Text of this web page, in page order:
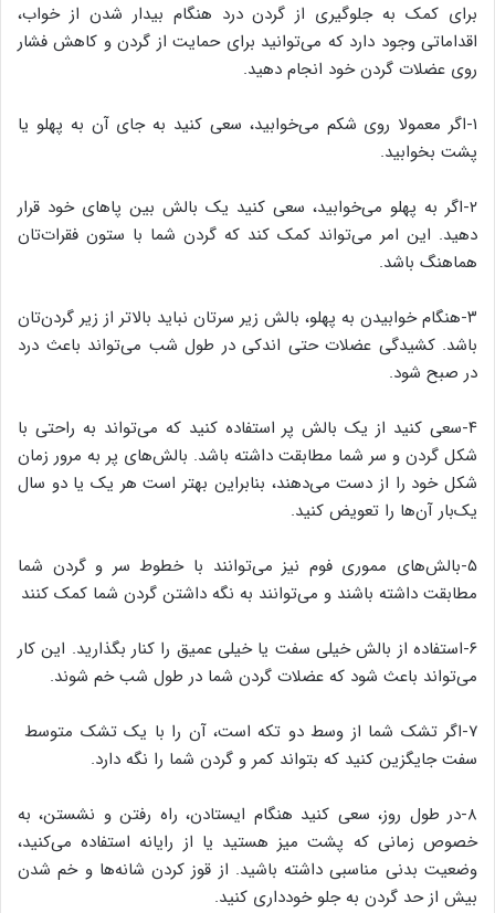
برای کمک به جلوگیری از گردن درد هنگام بیدار شدن از خواب،
اقداماتی وجود دارد که می‌توانید برای حمایت از گردن و کاهش فشار
روی عضلات گردن خود انجام دهید.
۱-اگر معمولا روی شکم می‌خوابید، سعی کنید به جای آن به پهلو یا
پشت بخوابید.
۲-اگر به پهلو می‌خوابید، سعی کنید یک بالش بین پاهای خود قرار
دهید. این امر می‌تواند کمک کند که گردن شما با ستون فقرات‌تان
هماهنگ باشد.
۳-هنگام خوابیدن به پهلو، بالش زیر سرتان نباید بالاتر از زیر گردن‌تان
باشد. کشیدگی عضلات حتی اندکی در طول شب می‌تواند باعث درد
در صبح شود.
۴-سعی کنید از یک بالش پر استفاده کنید که می‌تواند به راحتی با
شکل گردن و سر شما مطابقت داشته باشد. بالش‌های پر به مرور زمان
شکل خود را از دست می‌دهند، بنابراین بهتر است هر یک یا دو سال
یک‌بار آن‌ها را تعویض کنید.
۵-بالش‌های مموری فوم نیز می‌توانند با خطوط سر و گردن شما
مطابقت داشته باشند و می‌توانند به نگه داشتن گردن شما کمک کنند
۶-استفاده از بالش خیلی سفت یا خیلی عمیق را کنار بگذارید. این کار
می‌تواند باعث شود که عضلات گردن شما در طول شب خم شوند.
۷-اگر تشک شما از وسط دو تکه است، آن را با یک تشک متوسط ​​
سفت جایگزین کنید که بتواند کمر و گردن شما را نگه دارد.
۸-در طول روز، سعی کنید هنگام ایستادن، راه رفتن و نشستن، به
خصوص زمانی که پشت میز هستید یا از رایانه استفاده می‌کنید،
وضعیت بدنی مناسبی داشته باشید. از قوز کردن شانه‌ها و خم شدن
بیش از حد گردن به جلو خودداری کنید.